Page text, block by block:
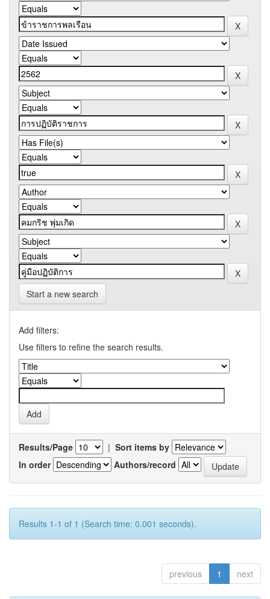
Start a new search
Add filters:
Use filters to refine the search results.
Results/Page | Sort items by
In order
Authors/record
Results 1-1 of 1 (Search time: 0.001 seconds).
previous 1 next